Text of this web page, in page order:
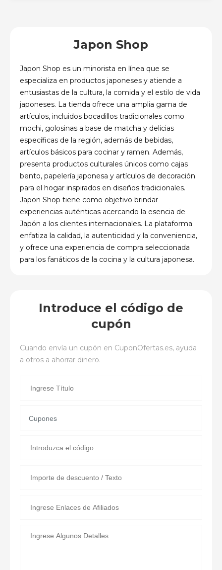
Japon Shop
Japon Shop es un minorista en línea que se
especializa en productos japoneses y atiende a
entusiastas de la cultura, la comida y el estilo de vida
japoneses. La tienda ofrece una amplia gama de
artículos, incluidos bocadillos tradicionales como
mochi, golosinas a base de matcha y delicias
específicas de la región, además de bebidas,
artículos básicos para cocinar y ramen. Además,
presenta productos culturales únicos como cajas
bento, papelería japonesa y artículos de decoración
para el hogar inspirados en diseños tradicionales.
Japon Shop tiene como objetivo brindar
experiencias auténticas acercando la esencia de
Japón a los clientes internacionales. La plataforma
enfatiza la calidad, la autenticidad y la conveniencia,
y ofrece una experiencia de compra seleccionada
para los fanáticos de la cocina y la cultura japonesa.
Introduce el código de
cupón
Cuando envía un cupón en CuponOfertas.es, ayuda
a otros a ahorrar dinero.